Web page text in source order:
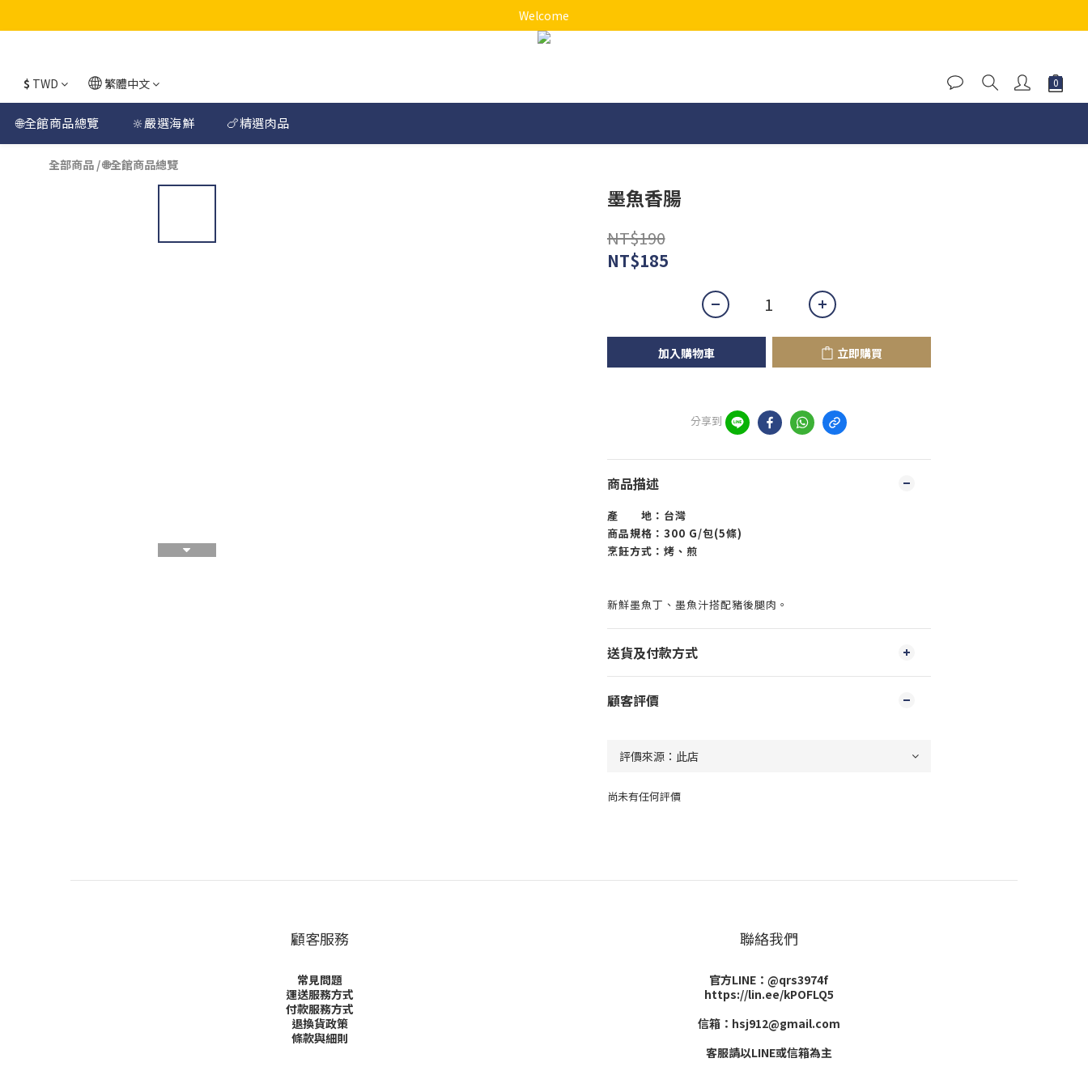
Welcome
$ TWD 繁體中文
🌐全館商品總覽 🔆嚴選海鮮 🍗精選肉品
全部商品 /🌐全館商品總覽
墨魚香腸
NT$190
NT$185
加入購物車 立即購買
分享到
商品描述
產 地：台灣
商品規格：300 G/包(5條)
烹飪方式：烤、煎
新鮮墨魚丁、墨魚汁搭配豬後腿肉。
送貨及付款方式
顧客評價
尚未有任何評價
顧客服務
常見問題
運送服務方式
付款服務方式
退換貨政策
條款與細則
聯絡我們
官方LINE：@qrs3974f
https://lin.ee/kPOFLQ5
信箱：hsj912@gmail.com
客服請以LINE或信箱為主